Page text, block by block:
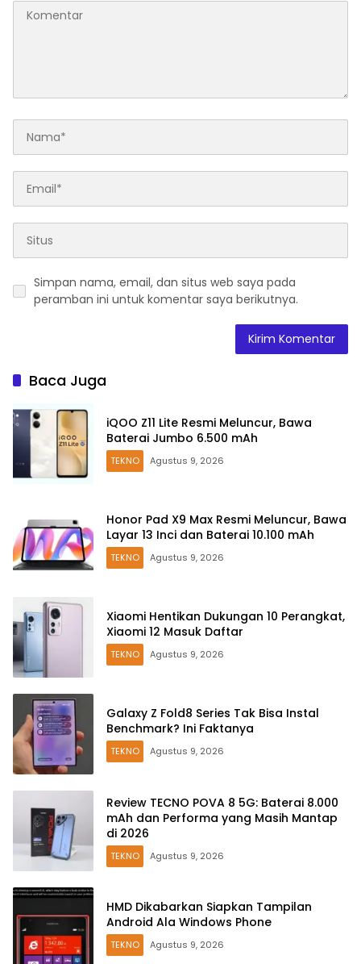
Simpan nama, email, dan situs web saya pada
peramban ini untuk komentar saya berikutnya.
Baca Juga
iQOO Z11 Lite Resmi Meluncur, Bawa
Baterai Jumbo 6.500 mAh
TEKNO Agustus 9, 2026
Honor Pad X9 Max Resmi Meluncur, Bawa
Layar 13 Inci dan Baterai 10.100 mAh
TEKNO Agustus 9, 2026
Xiaomi Hentikan Dukungan 10 Perangkat,
Xiaomi 12 Masuk Daftar
TEKNO Agustus 9, 2026
Galaxy Z Fold8 Series Tak Bisa Instal
Benchmark? Ini Faktanya
TEKNO Agustus 9, 2026
Review TECNO POVA 8 5G: Baterai 8.000
mAh dan Performa yang Masih Mantap
di 2026
TEKNO Agustus 9, 2026
HMD Dikabarkan Siapkan Tampilan
Android Ala Windows Phone
TEKNO Agustus 9, 2026